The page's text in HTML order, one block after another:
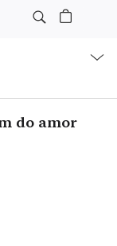
do amor